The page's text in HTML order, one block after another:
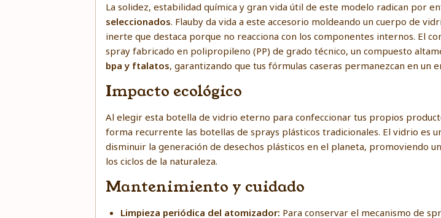
La solidez, estabilidad química y gran vida útil de este modelo radican por
seleccionados. Flauby da vida a este accesorio moldeando un cuerpo de
inerte que destaca porque no reacciona con los componentes internos. El
spray fabricado en polipropileno (PP) de grado técnico, un compuesto
bpa y ftalatos, garantizando que tus fórmulas caseras permanezcan en un
Impacto ecológico
Al elegir esta botella de vidrio eterno para confeccionar tus propios
forma recurrente las botellas de sprays plásticos tradicionales. El vidrio es
disminuir la generación de desechos plásticos en el planeta, promoviendo
los ciclos de la naturaleza.
Mantenimiento y cuidado
Limpieza periódica del atomizador: Para conservar el mecanismo de